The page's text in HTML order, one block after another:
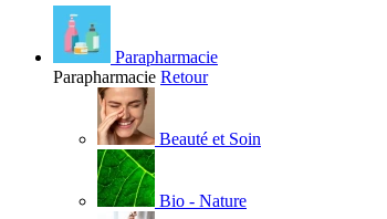
Parapharmacie
Parapharmacie Retour
Beauté et Soin
Bio - Nature